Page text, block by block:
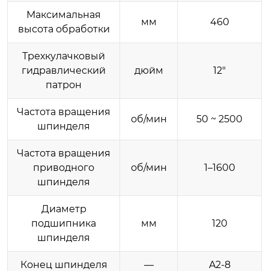
Максимальная
высота обработки
мм 460
Трехкулачковый
гидравлический
патрон
дюйм 12″
Частота вращения
шпинделя
об/мин 50 ~ 2500
Частота вращения
приводного
шпинделя
об/мин 1–1600
Диаметр
подшипника
шпинделя
мм 120
Конец шпинделя — A2-8